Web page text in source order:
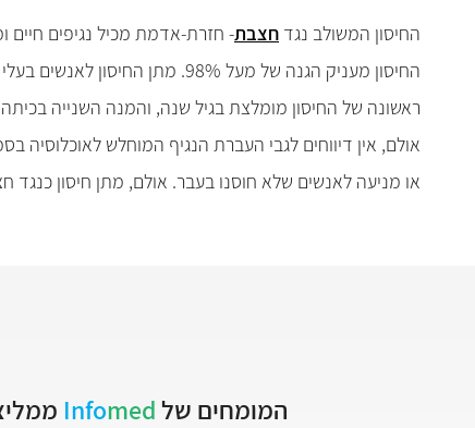
החיסון המשולב נגד חצבת- חזרת-אדמת מכיל נגיפים חיים
החיסון מעניק הגנה של מעל
אולם, אין דיווחים לגבי העברת הנגיף המוחלש
או מניעה לאנשים שלא חוסנו בעבר. אולם, מתן חיסון כנגד חצבת תוך 72 שעות מעת החשיפה יכול לתת רמת הגנה
המומחים של Infomed